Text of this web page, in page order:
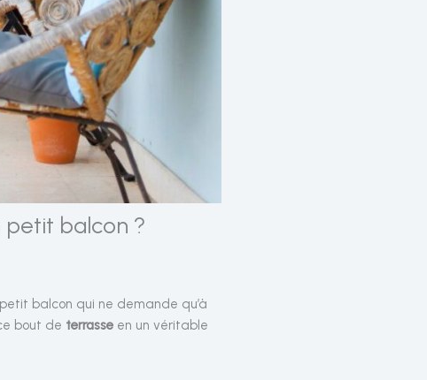
balcon ?
balcon qui ne demande qu’à
bout de terrasse en un véritable